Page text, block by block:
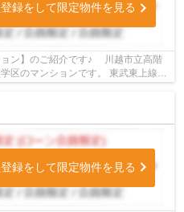
録をして限定物件を見る
ン】のご紹介です♪ 川越市立高階
区のマンションです。 東武東上線沿
録をして限定物件を見る